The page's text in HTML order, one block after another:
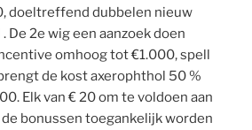
doeltreffend dubbelen nieuw
De 2e wig een aanzoek doen
omhoog tot €1.000, spell
de kost axerophthol 50 %
Elk van € 20 om te voldoen aan
bonussen toegankelijk worden